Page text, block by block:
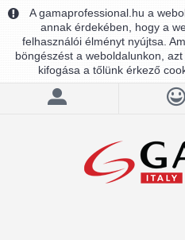
A gamaprofessional.hu a
annak érdekében, hogy a
felhasználói élményt nyújtsa.
böngészést a weboldalunkon,
kifogása a tőlünk érkező